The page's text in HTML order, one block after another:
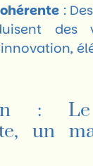
:
des
:
un